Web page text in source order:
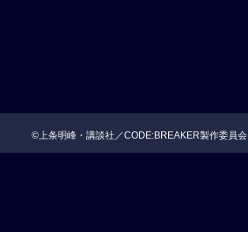
©上条明峰・講談社／CODE:BREAKER製作委員会